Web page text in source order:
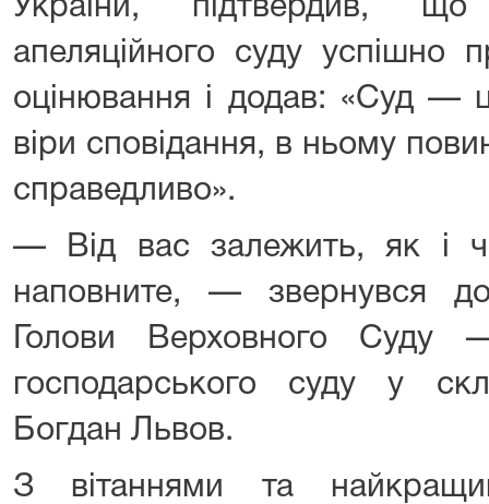
України, підтвердив, що
апеляційного суду успішно
оцінювання і додав: «Суд —
віри сповідання, в ньому
справедливо».
— Від вас залежить, як і
наповните, — звернувся до
Голови Верховного Суду
господарського суду у
Богдан Львов.
З вітаннями та